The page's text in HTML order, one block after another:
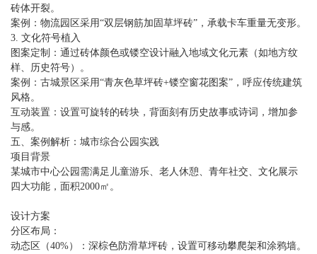
砖体开裂。
案例：物流园区采用“双层钢筋加固草坪砖”，承载卡车重量无变形。
3. 文化符号植入
图案定制：通过砖体颜色或镂空设计融入地域文化元素（如地方纹
样、历史符号）。
案例：古城景区采用“青灰色草坪砖+镂空窗花图案”，呼应传统建筑
风格。
互动装置：设置可旋转的砖块，背面刻有历史故事或诗词，增加参
与感。
五、案例解析：城市综合公园实践
项目背景
某城市中心公园需满足儿童游乐、老人休憩、青年社交、文化展示
四大功能，面积2000㎡。
设计方案
分区布局：
动态区（40%）：深棕色防滑草坪砖，设置可移动攀爬架和涂鸦墙。